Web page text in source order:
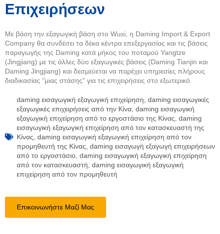
Επιχειρήσεων
Με βάση την εξαγωγική βάση στο Wuxi, η Daming Import & Export
Company θα συνδέσει τα δέκα κέντρα επεξεργασίας και τις βάσεις
παραγωγής της Daming κατά μήκος του ποταμού Yangtze
(Jingjiang) με τις άλλες δύο εξαγωγικές βάσεις (Daming Tianjin και
Daming Jingjiang) και δεσμεύεται να παρέχει υπηρεσίες πλήρους
διαδικασίας "μιας στάσης" για τις επιχειρήσεις στο εξωτερικό.
daming εισαγωγική εξαγωγική επιχείρηση daming εισαγωγικές
εξαγωγικές επιχειρήσεις από την Κίνα daming εισαγωγική
εξαγωγική επιχείρηση από το εργοστάσιο της Κίνας daming
εισαγωγική εξαγωγική επιχείρηση από τον κατασκευαστή της
Κίνας daming εισαγωγική εξαγωγική επιχείρηση από τον
προμηθευτή της Κίνας daming εισαγωγή εξαγωγή επιχειρήσεων
από το εργοστάσιο daming εισαγωγική εξαγωγική επιχείρηση
από τον κατασκευαστή daming εισαγωγική εξαγωγική
επιχείρηση από τον προμηθευτή
Επικοινωνήστε Μαζί Μας